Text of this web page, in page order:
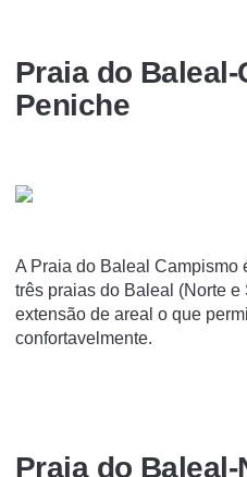
Praia do
Peniche
A Praia do Baleal Campismo
três praias do Baleal (Norte e
extensão de areal o que
confortavelmente.
Praia do Baleal-